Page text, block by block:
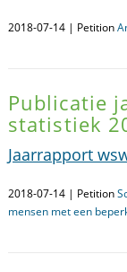
2018-07-14 | Petition
Publicatie
statistiek
Jaarrapport
2018-07-14 | Petition
mensen met een